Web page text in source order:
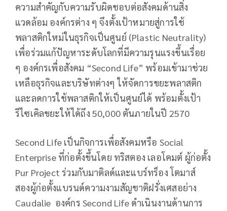
ความสำคัญกับความรับผิดชอบต่อสังคมด้านสิ่ง
แวดล้อม องค์กรต่าง ๆ จึงตั้งเป้าหมายสู่การใช้
พลาสติกใหม่ในธุรกิจเป็นศูนย์ (Plastic Neutrality)
เพื่อร่วมแก้ปัญหาระดับโลกที่มีความรุนแรงขึ้นเรื่อย
ๆ องค์กรเพื่อสังคม “Second Life” พร้อมเข้ามาช่วย
เหลือธุรกิจและบริษัทต่างๆ ให้จัดการขยะพลาสติก
และลดการใช้พลาสติกให้เป็นศูนย์ได้ พร้อมตั้งเป้า
รีไซเคิลขยะให้ได้ถึง 50,000 ตันภายในปี 2570
Second Life เป็นกิจการเพื่อสังคมหรือ Social
Enterprise ที่ก่อตั้งขึ้นโดย ทริสตอง เลอโคมต์ ผู้ก่อตั้ง
Pur Project ร่วมกับมาติลด์และแบร์ทร็อง โตมาส์
สองผู้ก่อตั้งแบรนด์ความงามสัญชาติฝรั่งเศสอย่าง
Caudalie องค์กร Second Life ดำเนินงานด้านการ